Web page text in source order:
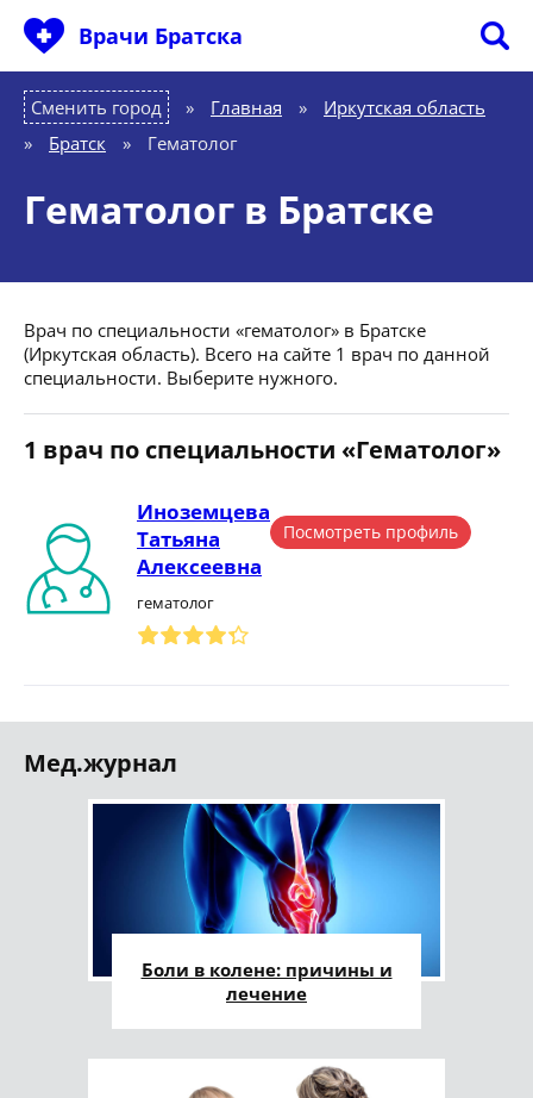
Врачи Братска
Сменить город Главная »
Иркутская область
»
Братск » Гематолог
Гематолог в Братске
Врач по специальности «гематолог» в Братске
(Иркутская область). Всего на сайте 1 врач по данной
специальности. Выберите нужного.
1 врач по специальности «Гематолог»
Иноземцева
Татьяна
Алексеевна
гематолог
Посмотреть профиль
Мед.журнал
Боли в колене: причины и
лечение